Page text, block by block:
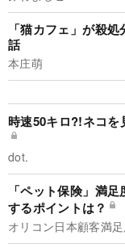
「猫カフェ」が殺
話
本庄萌
時速50キロ?!ネコを
dot.
「ペット保険」満
するポイントは？
オリコン日本顧客満